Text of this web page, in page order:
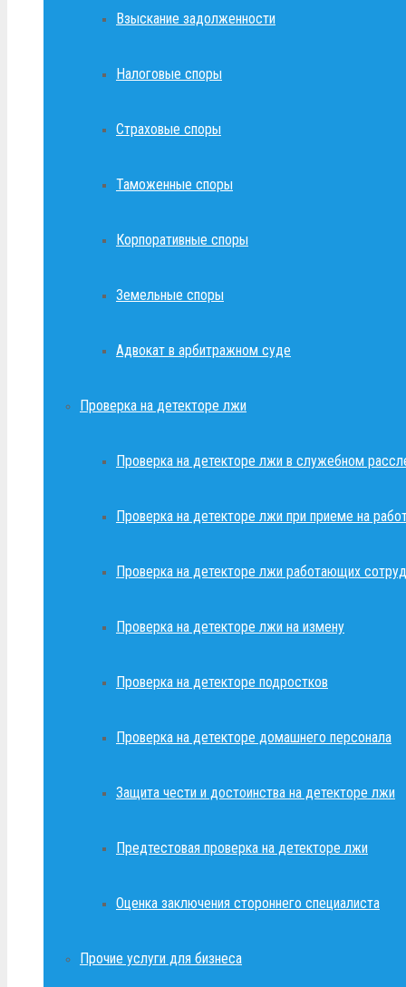
Взыскание задолженности
Налоговые споры
Страховые споры
Таможенные споры
Корпоративные споры
Земельные споры
Адвокат в арбитражном суде
Проверка на детекторе лжи
Проверка на детекторе лжи в служебном
Проверка на детекторе лжи при приеме на
Проверка на детекторе лжи работающих
Проверка на детекторе лжи на измену
Проверка на детекторе подростков
Проверка на детекторе домашнего персонала
Защита чести и достоинства на детекторе лжи
Предтестовая проверка на детекторе лжи
Оценка заключения стороннего специалиста
Прочие услуги для бизнеса